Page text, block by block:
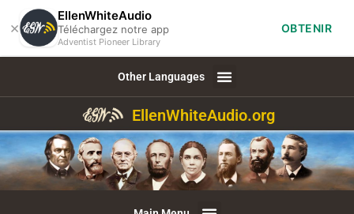
×
EllenWhiteAudio
Téléchargez notre app
Adventist Pioneer Library
OBTENIR
Other Languages
EllenWhiteAudio.org